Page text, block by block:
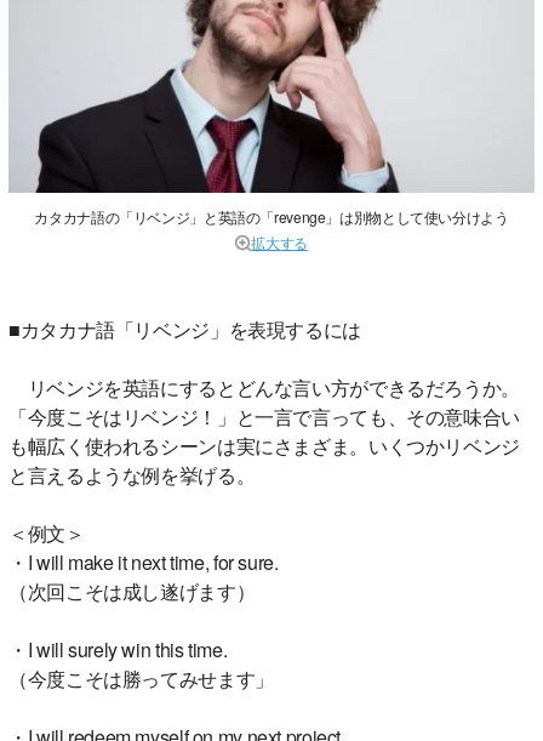
カタカナ語の「リベンジ」と英語の「revenge」は別物として使い分けよう
拡大する
■カタカナ語「リベンジ」を表現するには
リベンジを英語にするとどんな言い方ができるだろうか。
「今度こそはリベンジ！」と一言で言っても、その意味合い
も幅広く使われるシーンは実にさまざま。いくつかリベンジ
と言えるような例を挙げる。
＜例文＞
・I will make it next time, for sure.
（次回こそは成し遂げます）
・I will surely win this time.
（今度こそは勝ってみせます」